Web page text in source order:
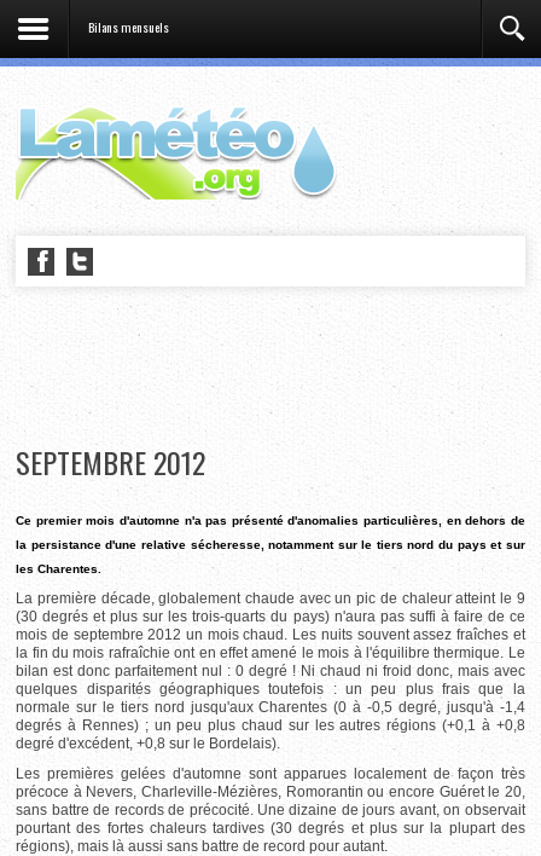
Bilans mensuels
SEPTEMBRE 2012
Ce premier mois d'automne n'a pas présenté d'anomalies particulières, en dehors de
la persistance d'une relative sécheresse, notamment sur le tiers nord du pays et sur
les Charentes.
La première décade, globalement chaude avec un pic de chaleur atteint le 9
(30 degrés et plus sur les trois-quarts du pays) n'aura pas suffi à faire de ce
mois de septembre 2012 un mois chaud. Les nuits souvent assez fraîches et
la fin du mois rafraîchie ont en effet amené le mois à l'équilibre thermique. Le
bilan est donc parfaitement nul : 0 degré ! Ni chaud ni froid donc, mais avec
quelques disparités géographiques toutefois : un peu plus frais que la
normale sur le tiers nord jusqu'aux Charentes (0 à -0,5 degré, jusqu'à -1,4
degrés à Rennes) ; un peu plus chaud sur les autres régions (+0,1 à +0,8
degré d'excédent, +0,8 sur le Bordelais).
Les premières gelées d'automne sont apparues localement de façon très
précoce à Nevers, Charleville-Mézières, Romorantin ou encore Guéret le 20,
sans battre de records de précocité. Une dizaine de jours avant, on observait
pourtant des fortes chaleurs tardives (30 degrés et plus sur la plupart des
régions), mais là aussi sans battre de record pour autant.